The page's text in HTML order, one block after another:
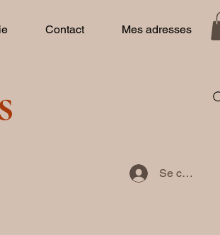
Contact Mes adresses
Se connecter